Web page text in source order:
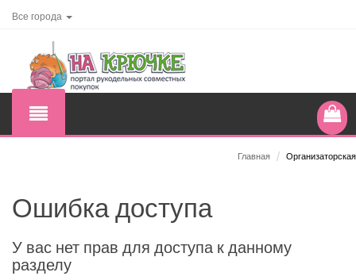
Все города
Главная / Организаторская
Ошибка доступа
У вас нет прав для доступа к данному
разделу